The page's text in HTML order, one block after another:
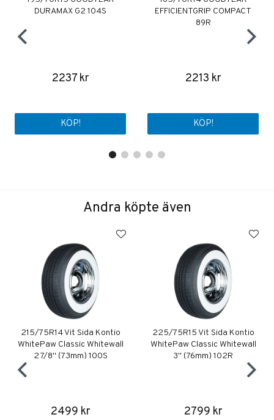
DURAMAX G2 104S
2237 kr
KÖP!
EFFICIENTGRIP COMPACT
89R
2213 kr
KÖP!
Andra köpte även
215/75R14 Vit Sida Kontio
WhitePaw Classic Whitewall
2 7/8" (73mm) 100S
2499 kr
225/75R15 Vit Sida Kontio
WhitePaw Classic Whitewall
3" (76mm) 102R
2799 kr